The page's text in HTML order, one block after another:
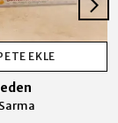
EKLE